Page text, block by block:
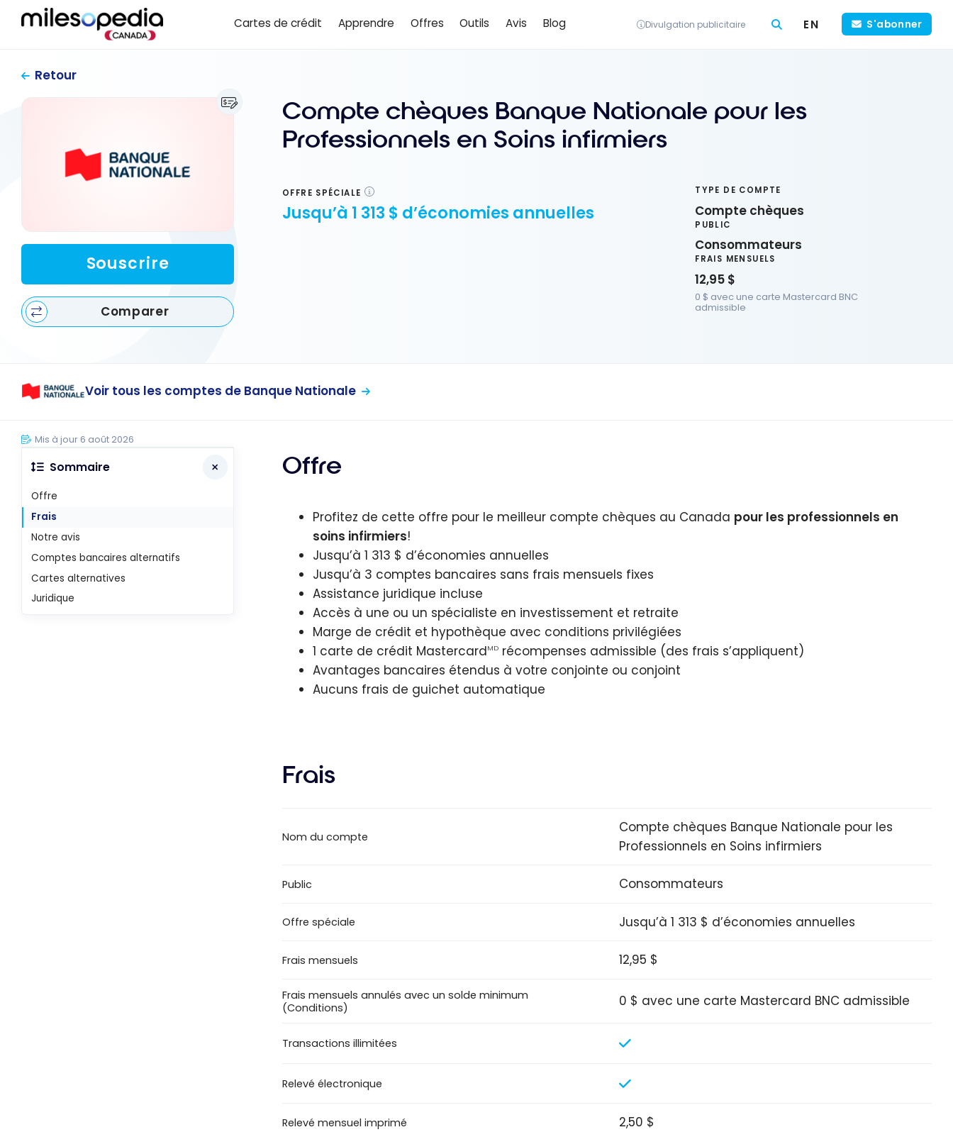
Panneau de gestion des cookies
Passer
Cartes de crédit Apprendre Offres Outils Avis Blog Divulgation publicitaire EN S'abonner
Retour
Compte chèques Banque Nationale pour les
Professionnels en Soins infirmiers
Souscrire
Comparer
OFFRE SPÉCIALE
Jusqu’à 1 313 $ d’économies annuelles
TYPE DE COMPTE
Compte chèques
PUBLIC
Consommateurs
FRAIS MENSUELS
12,95 $
0 $ avec une carte Mastercard BNC
admissible
Voir tous les comptes de Banque Nationale
Offre
Profitez de cette offre pour le meilleur compte chèques au Canada pour les professionnels en
soins infirmiers!
Jusqu’à 1 313 $ d’économies annuelles
Jusqu’à 3 comptes bancaires sans frais mensuels fixes
Assistance juridique incluse
Accès à une ou un spécialiste en investissement et retraite
Marge de crédit et hypothèque avec conditions privilégiées
1 carte de crédit MastercardMDrécompenses admissible (des frais s’appliquent)
Avantages bancaires étendus à votre conjointe ou conjoint
Aucuns frais de guichet automatique
Frais
Nom du compte
Compte chèques Banque Nationale pour les
Professionnels en Soins infirmiers
Public Consommateurs
Offre spéciale Jusqu’à 1 313 $ d’économies annuelles
Frais mensuels 12,95 $
Frais mensuels annulés avec un solde minimum
(Conditions)
0 $ avec une carte Mastercard BNC admissible
Transactions illimitées
Relevé électronique
Relevé mensuel imprimé 2,50 $
Mis à jour 6 août 2026
Sommaire
Offre
Frais
Notre avis
Comptes bancaires alternatifs
Cartes alternatives
Juridique